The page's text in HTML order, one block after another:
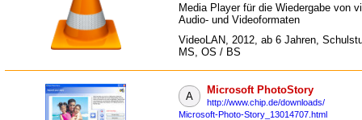
Media Player für die Wiedergabe von
Audio- und Videoformaten
VideoLAN, 2012, ab 6 Jahren,
MS, OS / BS
A
Microsoft PhotoStory
http://www.chip.de/downloads/
Microsoft-Photo-Story_13014707.html